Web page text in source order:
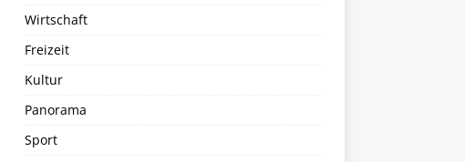
Wirtschaft
Freizeit
Kultur
Panorama
Sport